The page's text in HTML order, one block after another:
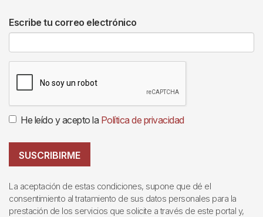
Escribe tu correo electrónico
He leído y acepto la Política de privacidad
SUSCRIBIRME
La aceptación de estas condiciones, supone que dé el
consentimiento al tratamiento de sus datos personales para la
prestación de los servicios que solicite a través de este portal y,